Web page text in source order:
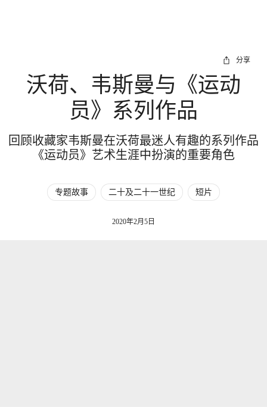
分享
沃荷、韦斯曼与《运动
员》系列作品
回顾收藏家韦斯曼在沃荷最迷人有趣的系列作品
《运动员》艺术生涯中扮演的重要角色
专题故事 二十及二十一世纪 短片
2020年2月5日